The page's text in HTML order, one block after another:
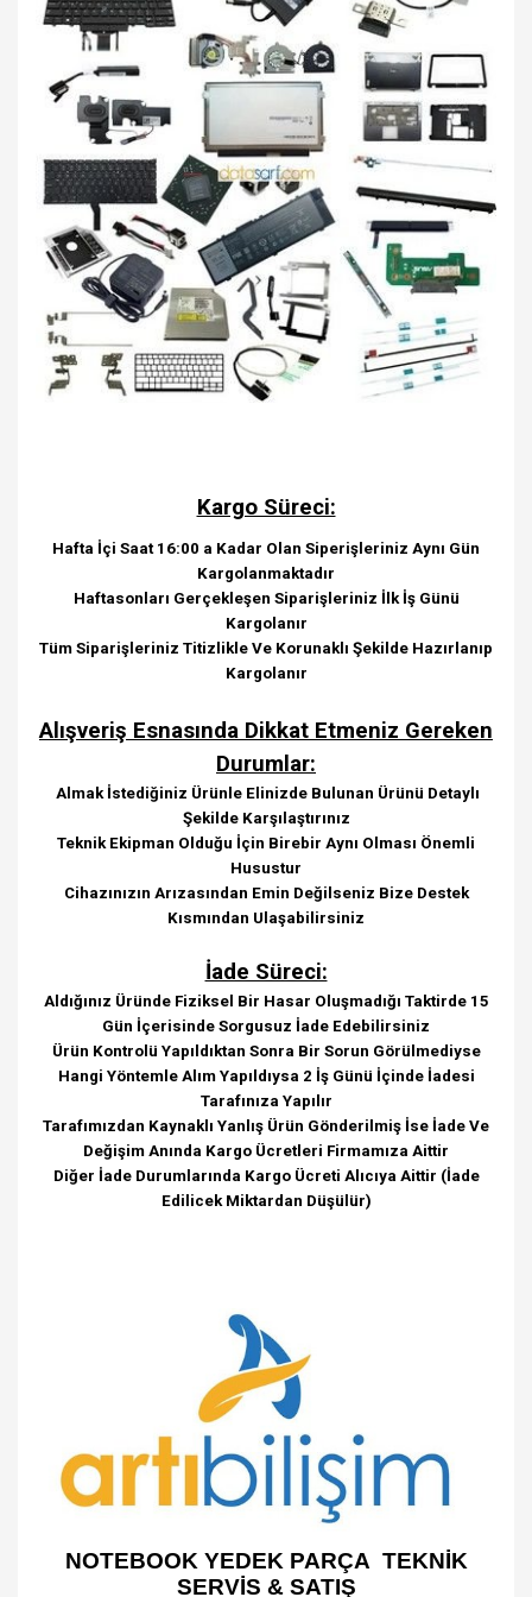
Kargo Süreci:
Hafta İçi Saat 16:00 a Kadar Olan Siperişleriniz Aynı Gün
Kargolanmaktadır
Haftasonları Gerçekleşen Siparişleriniz İlk İş Günü
Kargolanır
Tüm Siparişleriniz Titizlikle Ve Korunaklı Şekilde Hazırlanıp
Kargolanır
Alışveriş Esnasında Dikkat Etmeniz Gereken
Durumlar:
Almak İstediğiniz Ürünle Elinizde Bulunan Ürünü Detaylı
Şekilde Karşılaştırınız
Teknik Ekipman Olduğu İçin Birebir Aynı Olması Önemli
Husustur
Cihazınızın Arızasından Emin Değilseniz Bize Destek
Kısmından Ulaşabilirsiniz
İade Süreci:
Aldığınız Üründe Fiziksel Bir Hasar Oluşmadığı Taktirde 15
Gün İçerisinde Sorgusuz İade Edebilirsiniz
Ürün Kontrolü Yapıldıktan Sonra Bir Sorun Görülmediyse
Hangi Yöntemle Alım Yapıldıysa 2 İş Günü İçinde İadesi
Tarafınıza Yapılır
Tarafımızdan Kaynaklı Yanlış Ürün Gönderilmiş İse İade Ve
Değişim Anında Kargo Ücretleri Firmamıza Aittir
Diğer İade Durumlarında Kargo Ücreti Alıcıya Aittir (İade
Edilicek Miktardan Düşülür)
NOTEBOOK YEDEK PARÇA TEKNİK
SERVİS & SATIŞ